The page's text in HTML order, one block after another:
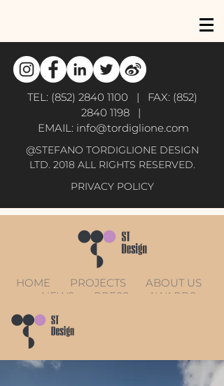
TEL: (852) 2840 1100 | FAX: (852)
2840 1198|
EMAIL: info@tordiglione.com
@STEFANO TORDIGLIONE DESIGN
LTD. 2018 ALL RIGHTS RESERVED.
PRIVACY POLICY
HOME PROJECTS
ABOUT US
NEWS
PRESS
AWARDS